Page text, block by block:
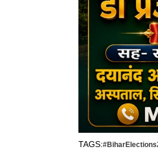
TAGS: